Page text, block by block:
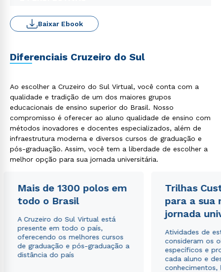
Baixar Ebook
Diferenciais Cruzeiro do Sul
Ao escolher a Cruzeiro do Sul Virtual, você conta com a
qualidade e tradição de um dos maiores grupos
educacionais de ensino superior do Brasil. Nosso
compromisso é oferecer ao aluno qualidade de ensino com
métodos inovadores e docentes especializados, além de
infraestrutura moderna e diversos cursos de graduação e
pós-graduação. Assim, você tem a liberdade de escolher a
melhor opção para sua jornada universitária.
Mais de 1300 polos em
todo o Brasil
A Cruzeiro do Sul Virtual está
presente em todo o país,
oferecendo os melhores cursos
de graduação e pós-graduação a
distância do país
Trilhas
para a sua
jornada
Atividades de
consideram os
específicos e
cada aluno e
conhecimentos,